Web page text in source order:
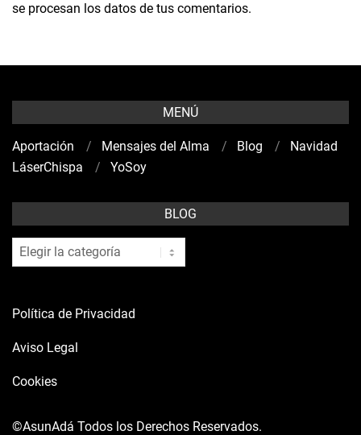
se procesan los datos de tus comentarios.
MENÚ
Aportación Mensajes del Alma Blog
Navidad
LáserChispa
YoSoy
BLOG
blog
Política de Privacidad
Aviso Legal
Cookies
©AsunAdá Todos los Derechos Reservados.